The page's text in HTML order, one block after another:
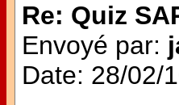
Re: Quiz
Envoyé par:
Date: 28/02/